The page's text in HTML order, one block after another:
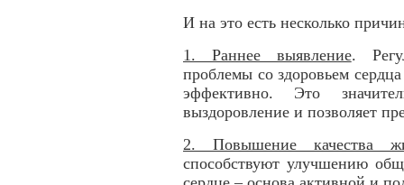
И на это есть несколько
1. Раннее выявление.
проблемы со здоровьем
эффективно. Это
выздоровление и позволяет
2. Повышение качества
способствуют улучшению